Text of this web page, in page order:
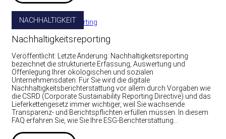
NACHHALTIGKEIT
Nachhaltigkeitsreporting
Veröffentlicht: Letzte Änderung: Nachhaltigkeitsreporting
bezeichnet die strukturierte Erfassung, Auswertung und
Offenlegung Ihrer ökologischen und sozialen
Unternehmensdaten. Für Sie wird die digitale
Nachhaltigkeitsberichterstattung vor allem durch Vorgaben wie
die CSRD (Corporate Sustainability Reporting Directive) und das
Lieferkettengesetz immer wichtiger, weil Sie wachsende
Transparenz- und Berichtspflichten erfüllen müssen. In diesem
FAQ erfahren Sie, wie Sie Ihre ESG-Berichterstattung…